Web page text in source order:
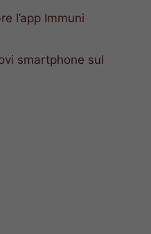
l’app Immuni
smartphone sul